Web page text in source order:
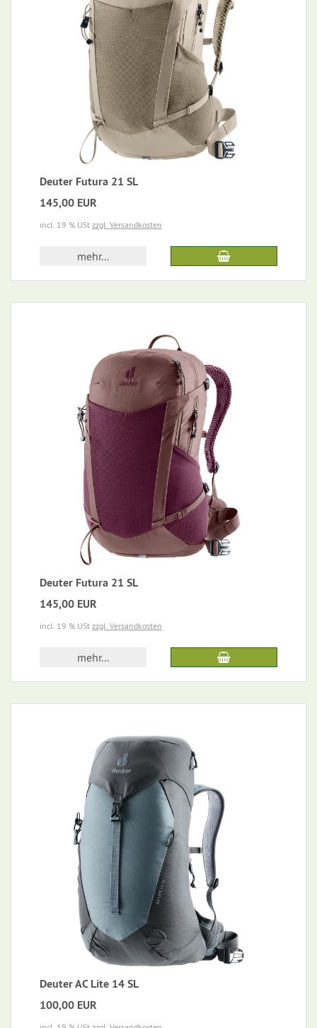
Deuter Futura 21 SL
145,00 EUR
incl. 19 % USt zzgl. Versandkosten
mehr...
Deuter Futura 21 SL
145,00 EUR
incl. 19 % USt zzgl. Versandkosten
mehr...
Deuter AC Lite 14 SL
100,00 EUR